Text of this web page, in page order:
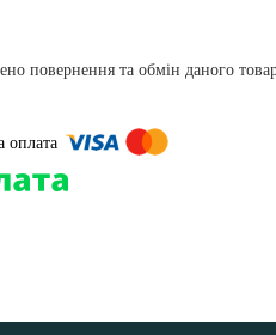
повернення та обмін даного